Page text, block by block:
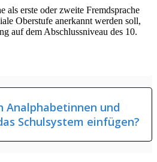
als erste oder zweite Fremdsprache
Oberstufe anerkannt werden soll,
auf dem Abschlussniveau des 10.
Analphabetinnen und
Schulsystem einfügen?